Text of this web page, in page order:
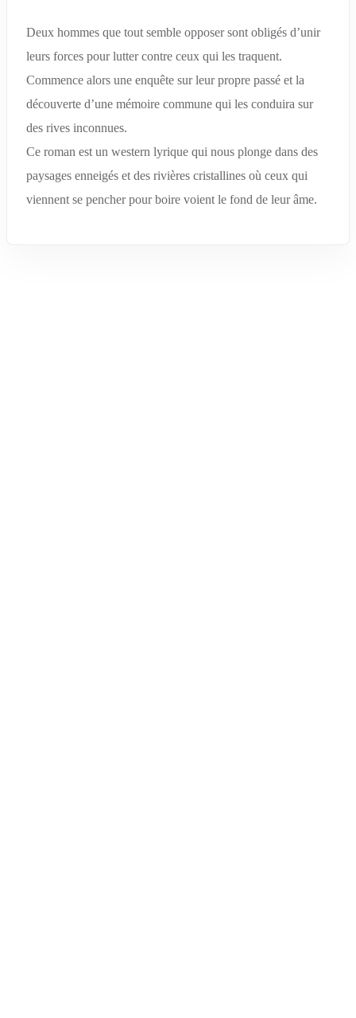
Deux hommes que tout semble opposer sont obligés d’unir
leurs forces pour lutter contre ceux qui les traquent.
Commence alors une enquête sur leur propre passé et la
découverte d’une mémoire commune qui les conduira sur
des rives inconnues.
Ce roman est un western lyrique qui nous plonge dans des
paysages enneigés et des rivières cristallines où ceux qui
viennent se pencher pour boire voient le fond de leur âme.